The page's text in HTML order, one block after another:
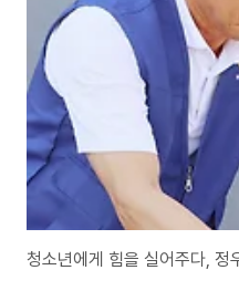
혼모 시설, 영실 애육원 원생 등 어려
다. 이날 전달된 물품 270세트(800
에서 후원했습니다. 이날 행사에..